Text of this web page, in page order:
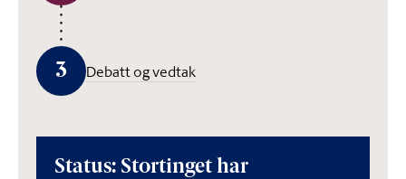
3 Debatt og vedtak
Status: Stortinget har